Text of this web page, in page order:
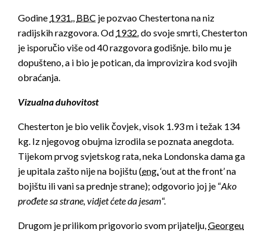
Godine 1931., BBC je pozvao Chestertona na niz
radijskih razgovora. Od 1932.do svoje smrti, Chesterton
je isporučio više od 40 razgovora godišnje. bilo mu je
dopušteno, a i bio je potican, da improvizira kod svojih
obraćanja.
Vizualna duhovitost
Chesterton je bio velik čovjek, visok 1.93 m i težak 134
kg. Iz njegovog obujma izrodila se poznata anegdota.
Tijekom prvog svjetskog rata, neka Londonska dama ga
je upitala zašto nije na bojištu (eng.‘out at the front’ na
bojištu ili vani sa prednje strane); odgovorio joj je “Ako
prođete sa strane, vidjet ćete da jesam“.
Drugom je prilikom prigovorio svom prijatelju,Georgeu